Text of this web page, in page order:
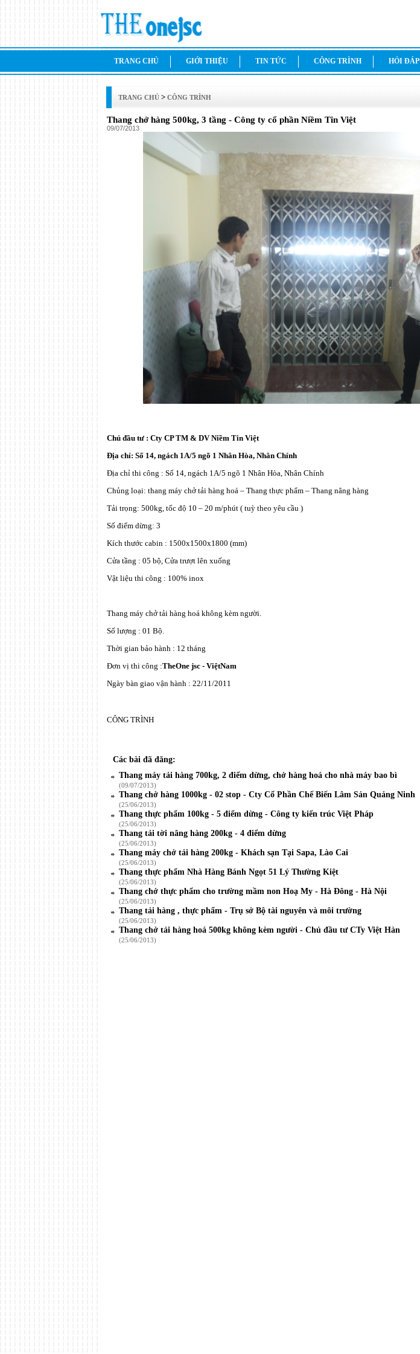
TRANG CHỦ GIỚI THIỆU TIN TỨC CÔNG TRÌNH HỎI ĐÁP
TRANG CHỦ > CÔNG TRÌNH
Thang chở hàng 500kg, 3 tầng - Công ty cổ phần Niềm Tin Việt
09/07/2013
Chủ đầu tư : Cty CP TM & DV Niềm Tin Việt
Địa chỉ: Số 14, ngách 1A/5 ngõ 1 Nhân Hòa, Nhân Chính
Địa chỉ thi công : Số 14, ngách 1A/5 ngõ 1 Nhân Hòa, Nhân Chính
Chủng loại: thang máy chở tải hàng hoá – Thang thực phẩm – Thang nâng hàng
Tải trọng: 500kg, tốc độ 10 – 20 m/phút ( tuỳ theo yêu cầu )
Số điểm dừng: 3
Kích thước cabin : 1500x1500x1800 (mm)
Cửa tầng : 05 bộ, Cửa trượt lên xuống
Vật liệu thi công : 100% inox
Thang máy chở tải hàng hoá không kèm người.
Số lượng : 01 Bộ.
Thời gian bảo hành : 12 tháng
Đơn vị thi công :TheOne jsc - ViệtNam
Ngày bàn giao vận hành : 22/11/2011
CÔNG TRÌNH
Các bài đã đăng:
Thang máy tải hàng 700kg, 2 điểm dừng, chở hàng hoá cho nhà máy bao bì
(09/07/2013)
Thang chở hàng 1000kg - 02 stop - Cty Cổ Phần Chế Biến Lâm Sản Quảng Ninh
(25/06/2013)
Thang thực phẩm 100kg - 5 điểm dừng - Công ty kiến trúc Việt Pháp
(25/06/2013)
Thang tải tời nâng hàng 200kg - 4 điểm dừng
(25/06/2013)
Thang máy chở tải hàng 200kg - Khách sạn Tại Sapa, Lào Cai
(25/06/2013)
Thang thực phẩm Nhà Hàng Bánh Ngọt 51 Lý Thường Kiệt
(25/06/2013)
Thang chở thực phẩm cho trường mầm non Hoạ My - Hà Đông - Hà Nội
(25/06/2013)
Thang tải hàng , thực phẩm - Trụ sở Bộ tài nguyên và môi trường
(25/06/2013)
Thang chở tải hàng hoá 500kg không kèm người - Chủ đầu tư CTy Việt Hàn
(25/06/2013)